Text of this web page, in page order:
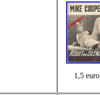
1,5 euro